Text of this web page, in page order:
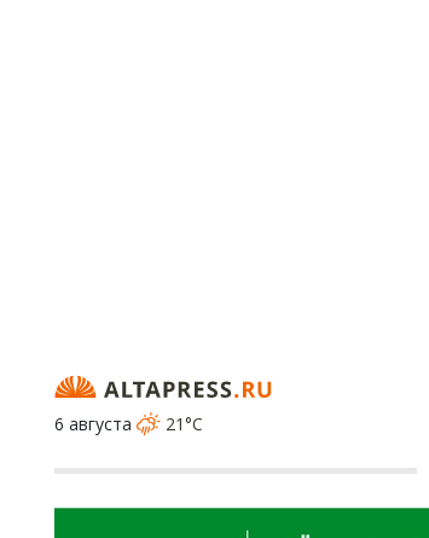
6 августа
21°C